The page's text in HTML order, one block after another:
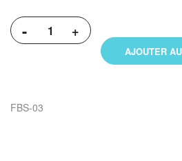
- +
AJOUTER
FBS-03